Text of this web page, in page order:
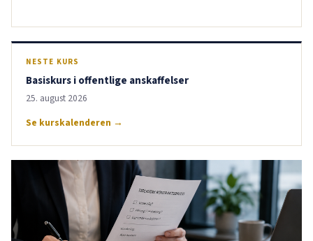
NESTE KURS
Basiskurs i offentlige anskaffelser
25. august 2026
Se kurskalenderen →